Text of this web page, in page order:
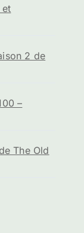
et
2 de
–
The Old